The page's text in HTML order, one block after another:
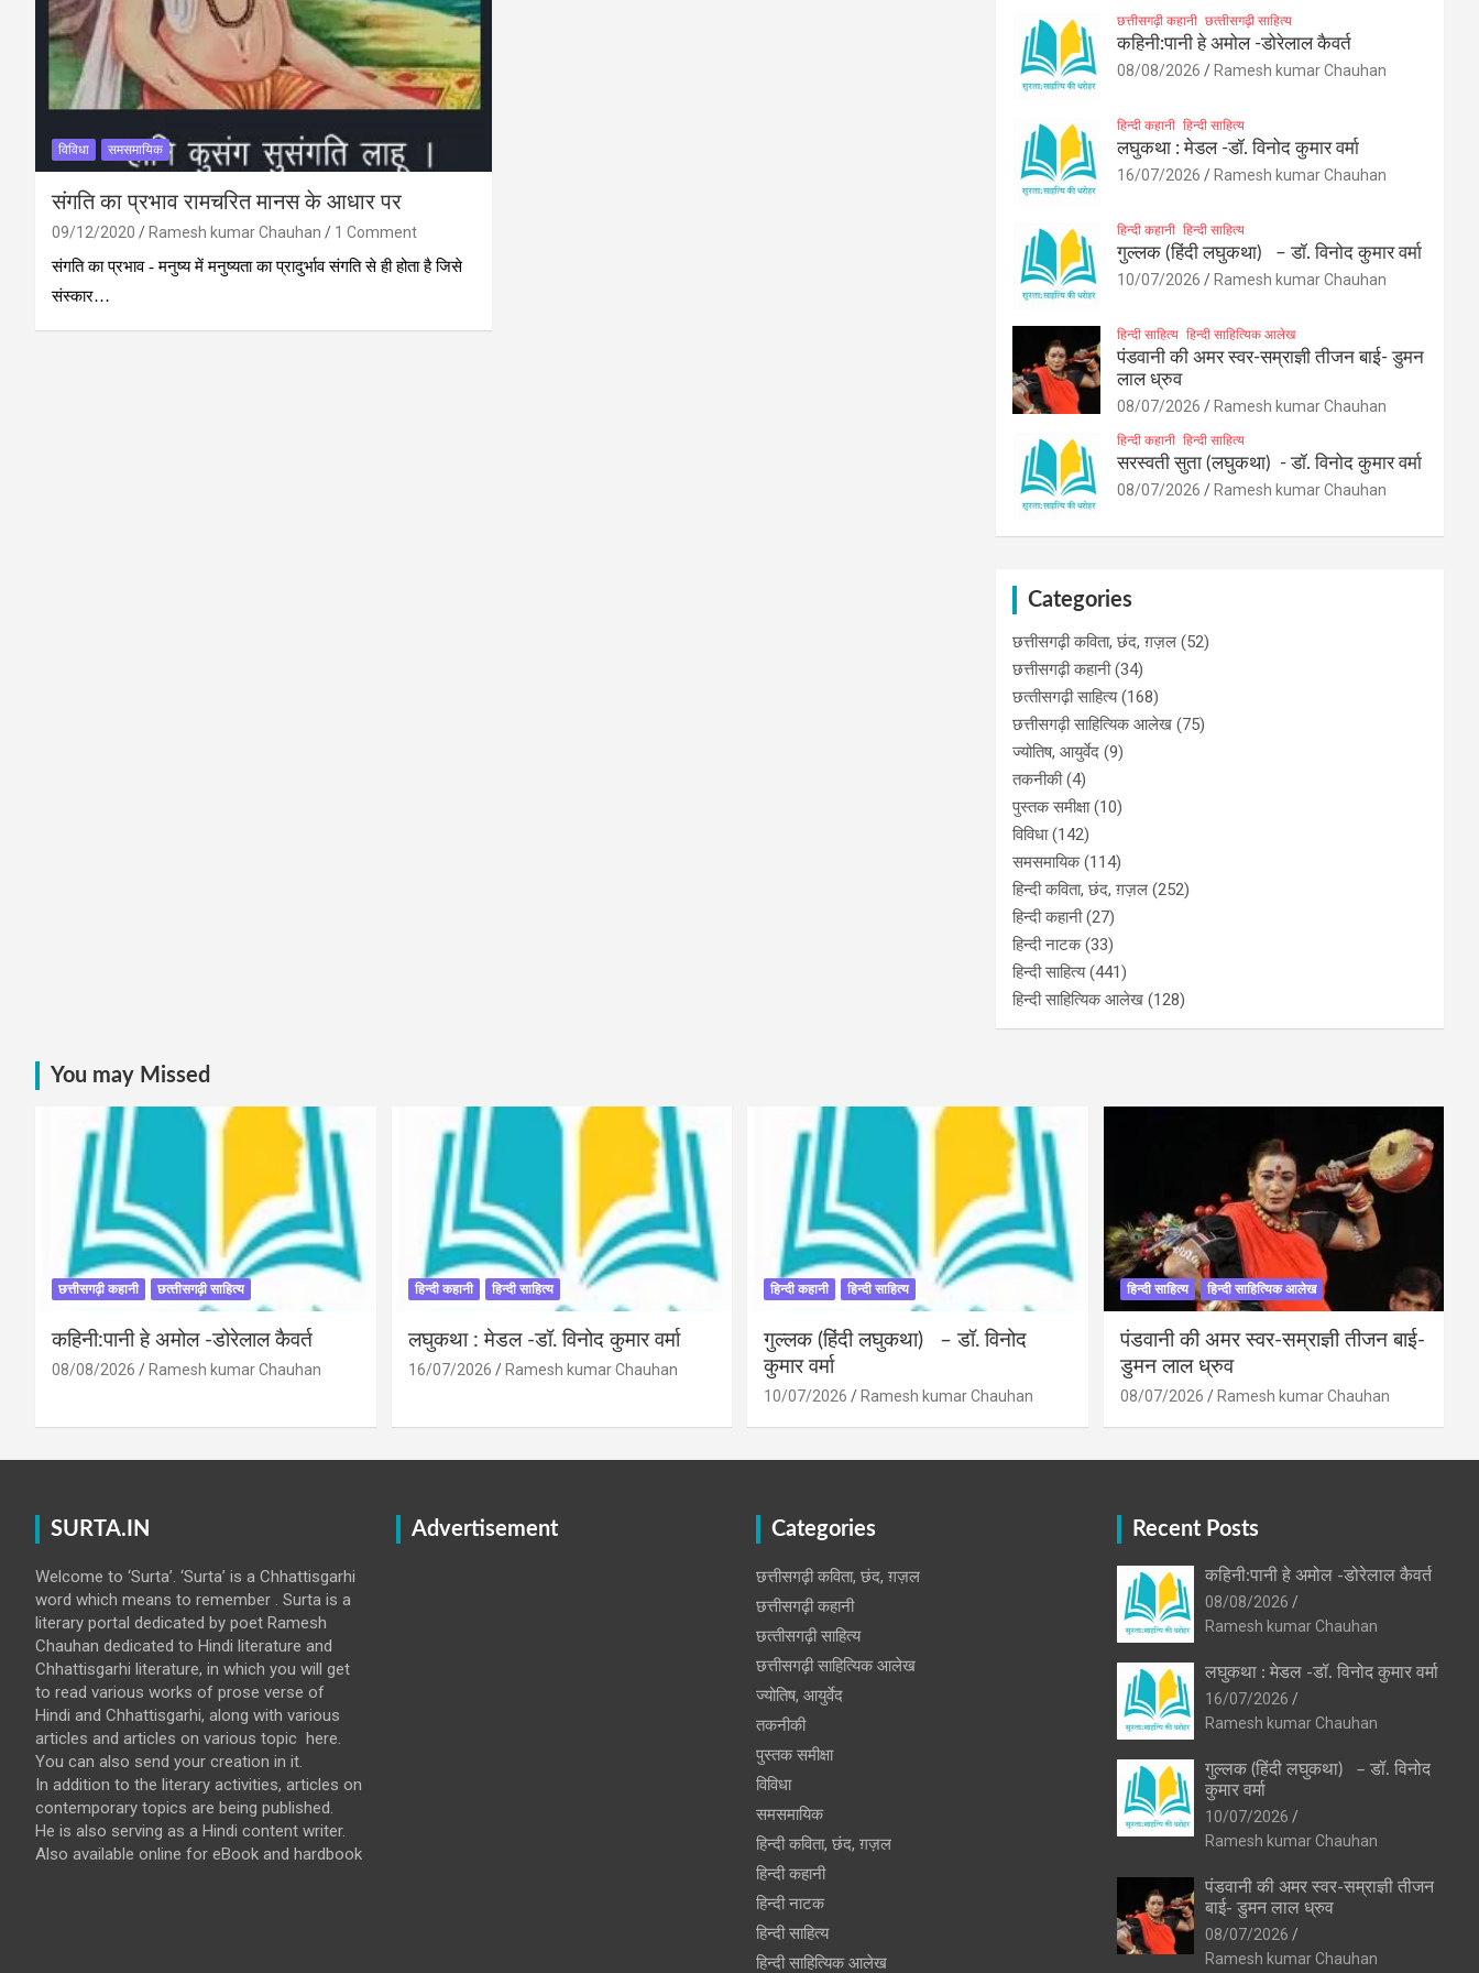
विविधा समसमायिक
संगति का प्रभाव रामचरित मानस के आधार पर
09/12/2020 Ramesh kumar Chauhan
1 Comment
संगति का प्रभाव - मनुष्‍य में मनुष्‍यता का प्रादुर्भाव संगति से ही होता है जिसे
संस्‍कार…
छत्तीसगढ़ी कहानी छत्‍तीसगढ़ी साहित्‍य
कहिनी:पानी हे अमोल -डोरेलाल कैवर्त
08/08/2026 Ramesh kumar Chauhan
हिन्दी कहानी हिन्दी साहित्य
लघुकथा : मेडल -डॉ. विनोद कुमार वर्मा
16/07/2026 Ramesh kumar Chauhan
हिन्दी कहानी हिन्दी साहित्य
गुल्लक (हिंदी लघुकथा) – डॉ. विनोद कुमार वर्मा
10/07/2026 Ramesh kumar Chauhan
हिन्दी साहित्य हिन्दी साहित्यिक आलेख
पंडवानी की अमर स्वर-सम्राज्ञी तीजन बाई- डुमन
लाल ध्रुव
08/07/2026 Ramesh kumar Chauhan
हिन्दी कहानी हिन्दी साहित्य
सरस्वती सुता (लघुकथा) ​- डॉ. विनोद कुमार वर्मा
08/07/2026 Ramesh kumar Chauhan
Categories
छत्तीसगढ़ी कविता, छंद, ग़ज़ल (52)
छत्तीसगढ़ी कहानी(34)
छत्‍तीसगढ़ी साहित्‍य(168)
छत्तीसगढ़ी साहित्यिक आलेख (75)
ज्योतिष, आयुर्वेद (9)
तकनीकी(4)
पुस्‍तक समीक्षा(10)
विविधा(142)
समसमायिक(114)
हिन्दी कविता, छंद, ग़ज़ल (252)
हिन्दी कहानी(27)
हिन्‍दी नाटक(33)
हिन्दी साहित्य(441)
हिन्दी साहित्यिक आलेख (128)
You may Missed
छत्तीसगढ़ी कहानी छत्‍तीसगढ़ी साहित्‍य
कहिनी:पानी हे अमोल -डोरेलाल कैवर्त
08/08/2026 Ramesh kumar Chauhan
हिन्दी कहानी हिन्दी साहित्य
लघुकथा : मेडल -डॉ. विनोद कुमार वर्मा
16/07/2026 Ramesh kumar Chauhan
हिन्दी कहानी हिन्दी साहित्य
गुल्लक (हिंदी लघुकथा) – डॉ. विनोद
कुमार वर्मा
10/07/2026 Ramesh kumar Chauhan
हिन्दी साहित्य हिन्दी साहित्यिक आलेख
पंडवानी की अमर स्वर-सम्राज्ञी तीजन बाई-
डुमन लाल ध्रुव
08/07/2026 Ramesh kumar Chauhan
SURTA.IN
Welcome to ‘Surta’. ‘Surta’ is a Chhattisgarhi
word which means to remember . Surta is a
literary portal dedicated by poet Ramesh
Chauhan dedicated to Hindi literature and
Chhattisgarhi literature, in which you will get
to read various works of prose verse of
Hindi and Chhattisgarhi, along with various
articles and articles on various topic here.
You can also send your creation in it.
In addition to the literary activities, articles on
contemporary topics are being published.
He is also serving as a Hindi content writer.
Also available online for eBook and hardbook
Advertisement Categories
छत्तीसगढ़ी कविता, छंद, ग़ज़ल
छत्तीसगढ़ी कहानी
छत्‍तीसगढ़ी साहित्‍य
छत्तीसगढ़ी साहित्यिक आलेख
ज्योतिष, आयुर्वेद
तकनीकी
पुस्‍तक समीक्षा
विविधा
समसमायिक
हिन्दी कविता, छंद, ग़ज़ल
हिन्दी कहानी
हिन्‍दी नाटक
हिन्दी साहित्य
हिन्दी साहित्यिक आलेख
Recent Posts
कहिनी:पानी हे अमोल -डोरेलाल कैवर्त
08/08/2026
Ramesh kumar Chauhan
लघुकथा : मेडल -डॉ. विनोद कुमार वर्मा
16/07/2026
Ramesh kumar Chauhan
गुल्लक (हिंदी लघुकथा) – डॉ. विनोद
कुमार वर्मा
10/07/2026
Ramesh kumar Chauhan
पंडवानी की अमर स्वर-सम्राज्ञी तीजन
बाई- डुमन लाल ध्रुव
08/07/2026
Ramesh kumar Chauhan